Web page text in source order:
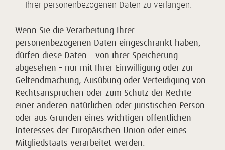
Ihrer personenbezogenen Daten zu verlangen.
Wenn Sie die Verarbeitung Ihrer
personenbezogenen Daten eingeschränkt haben,
dürfen diese Daten – von ihrer Speicherung
abgesehen – nur mit Ihrer Einwilligung oder zur
Geltendmachung, Ausübung oder Verteidigung von
Rechtsansprüchen oder zum Schutz der Rechte
einer anderen natürlichen oder juristischen Person
oder aus Gründen eines wichtigen öffentlichen
Interesses der Europäischen Union oder eines
Mitgliedstaats verarbeitet werden.